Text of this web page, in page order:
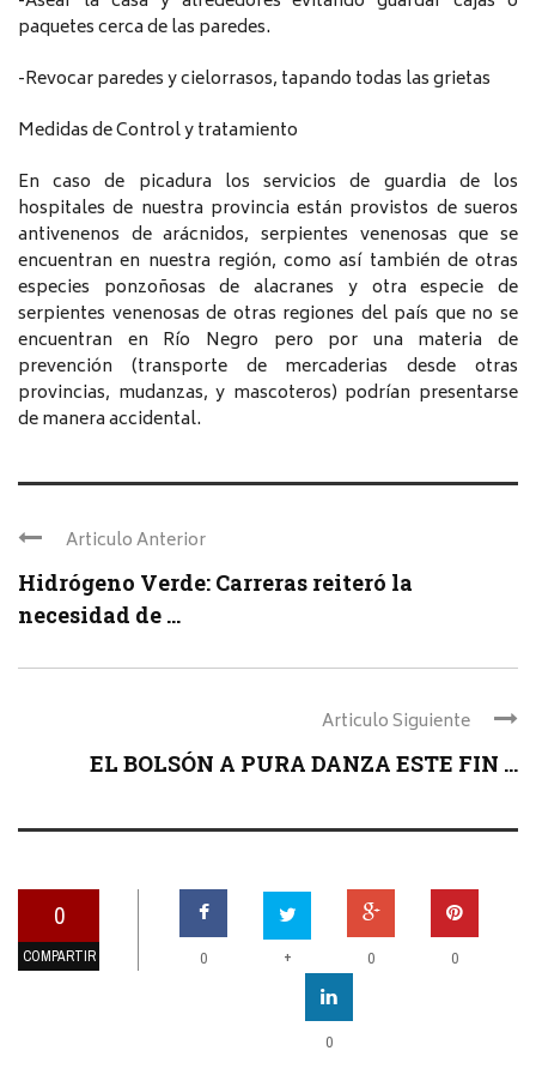
paquetes cerca de las paredes.
-Revocar paredes y cielorrasos, tapando todas las grietas
Medidas de Control y tratamiento
En caso de picadura los servicios de guardia de los
hospitales de nuestra provincia están provistos de sueros
antivenenos de arácnidos, serpientes venenosas que se
encuentran en nuestra región, como así también de otras
especies ponzoñosas de alacranes y otra especie de
serpientes venenosas de otras regiones del país que no se
encuentran en Río Negro pero por una materia de
prevención (transporte de mercaderias desde otras
provincias, mudanzas, y mascoteros) podrían presentarse
de manera accidental.
Articulo Anterior
Hidrógeno Verde: Carreras reiteró la
necesidad de ...
Articulo Siguiente
EL BOLSÓN A PURA DANZA ESTE FIN ...
0
COMPARTIR 0 + 0 0
0